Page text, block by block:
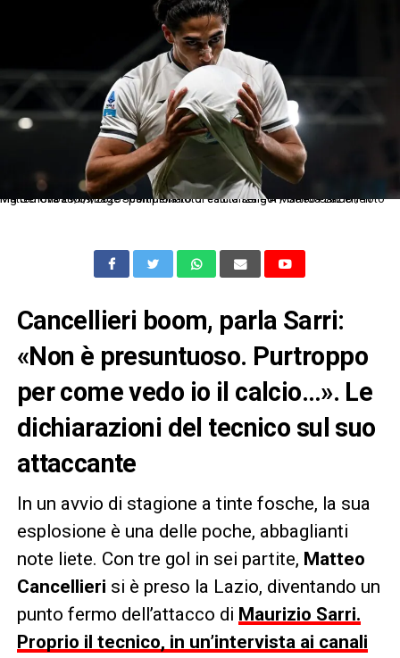
Mg Genova 29/09/2025 - campionato di calcio serie A / Genoa-Lazio / foto Matteo Gribaudi/Image Sport nella foto: esultanza gol Matteo Cancellieri
Cancellieri boom, parla Sarri:
«Non è presuntuoso. Purtroppo
per come vedo io il calcio…». Le
dichiarazioni del tecnico sul suo
attaccante
In un avvio di stagione a tinte fosche, la sua
esplosione è una delle poche, abbaglianti
note liete. Con tre gol in sei partite, Matteo
Cancellieri si è preso la Lazio, diventando un
punto fermo dell’attacco di Maurizio Sarri.
Proprio il tecnico, in un’intervista ai canali